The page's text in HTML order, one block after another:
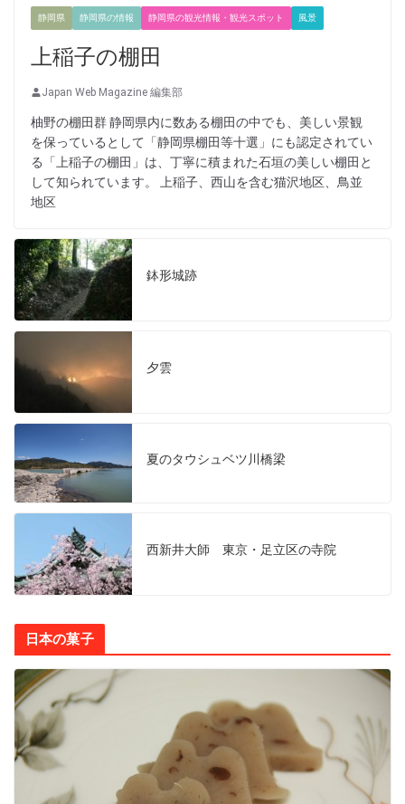
静岡県 静岡県の情報 静岡県の観光情報・観光スポット 風景
上稲子の棚田
Japan Web Magazine 編集部
柚野の棚田群 静岡県内に数ある棚田の中でも、美しい景観
を保っているとして「静岡県棚田等十選」にも認定されてい
る「上稲子の棚田」は、丁寧に積まれた石垣の美しい棚田と
して知られています。 上稲子、西山を含む猫沢地区、鳥並
地区
鉢形城跡
夕雲
夏のタウシュベツ川橋梁
西新井大師 東京・足立区の寺院
日本の菓子